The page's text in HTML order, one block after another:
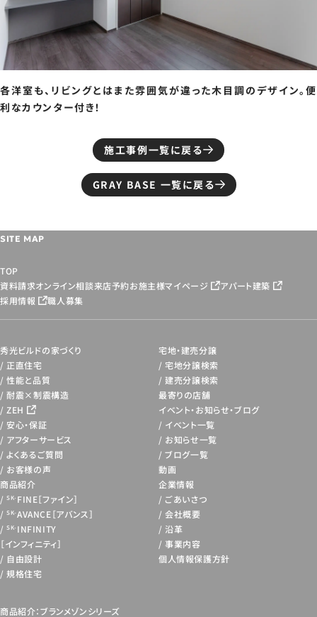
各洋室も、リビングとはまた雰囲気が違った木目調のデザイン。便
利なカウンター付き！
施工事例一覧に戻る
GRAY BASE 一覧に戻る
SITE MAP
TOP
資料請求オンライン相談来店予約お施主様マイページ
アパート建築
採用情報
職人募集
秀光ビルドの家づくり
正直住宅
性能と品質
耐震×制震構造
ZEH
安心・保証
アフターサービス
よくあるご質問
お客様の声
商品紹介
SK-FINE［ファイン］
SK-AVANCE［アバンス］
SK-INFINITY
［インフィニティ］
自由設計
規格住宅
商品紹介：ブランメゾンシリーズ
宅地・建売分譲
宅地分譲検索
建売分譲検索
最寄りの店舗
イベント・お知らせ・ブログ
イベント一覧
お知らせ一覧
ブログ一覧
動画
企業情報
ごあいさつ
会社概要
沿革
事業内容
個人情報保護方針